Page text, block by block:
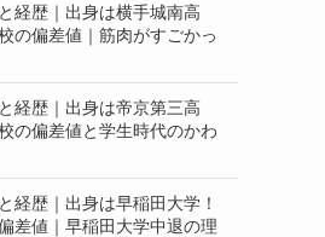
経歴｜出身は横手城南高
の偏差値｜筋肉がすごかっ
経歴｜出身は帝京第三高
の偏差値と学生時代のかわ
経歴｜出身は早稲田大学！
差値｜早稲田大学中退の理